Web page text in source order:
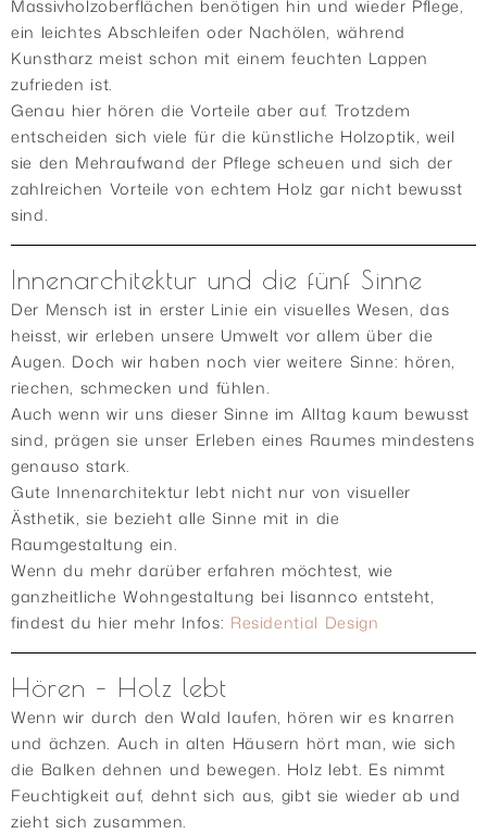
Massivholzoberflächen benötigen hin und wieder Pflege,
ein leichtes Abschleifen oder Nachölen, während
Kunstharz meist schon mit einem feuchten Lappen
zufrieden ist.
Genau hier hören die Vorteile aber auf. Trotzdem
entscheiden sich viele für die künstliche Holzoptik, weil
sie den Mehraufwand der Pflege scheuen und sich der
zahlreichen Vorteile von echtem Holz gar nicht bewusst
sind.
Innenarchitektur und die fünf Sinne
Der Mensch ist in erster Linie ein visuelles Wesen, das
heisst, wir erleben unsere Umwelt vor allem über die
Augen. Doch wir haben noch vier weitere Sinne: hören,
riechen, schmecken und fühlen.
Auch wenn wir uns dieser Sinne im Alltag kaum bewusst
sind, prägen sie unser Erleben eines Raumes mindestens
genauso stark.
Gute Innenarchitektur lebt nicht nur von visueller
Ästhetik, sie bezieht alle Sinne mit in die
Raumgestaltung ein.
Wenn du mehr darüber erfahren möchtest, wie
ganzheitliche Wohngestaltung bei lisannco entsteht,
findest du hier mehr Infos: Residential Design
Hören – Holz lebt
Wenn wir durch den Wald laufen, hören wir es knarren
und ächzen. Auch in alten Häusern hört man, wie sich
die Balken dehnen und bewegen. Holz lebt. Es nimmt
Feuchtigkeit auf, dehnt sich aus, gibt sie wieder ab und
zieht sich zusammen.